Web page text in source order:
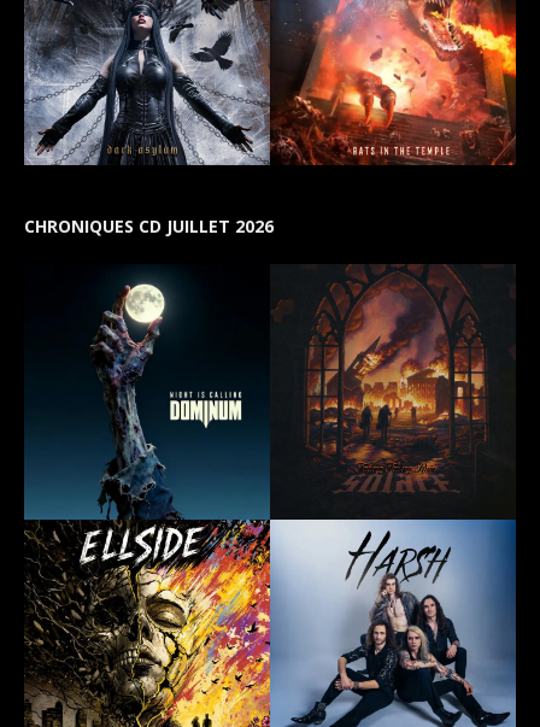
CHRONIQUES CD JUILLET 2026